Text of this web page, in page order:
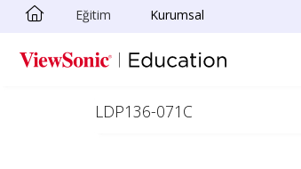
Skip to main content
Eğitim Kurumsal
LDP136-071C